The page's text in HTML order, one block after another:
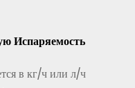
Испаряемость
в кг/ч или л/ч